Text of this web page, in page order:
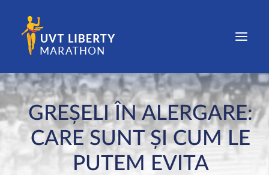
COMPETIȚIE
NOUTĂȚI
GREȘELI ÎN ALERGARE:
CARE SUNT ȘI CUM LE
PUTEM EVITA